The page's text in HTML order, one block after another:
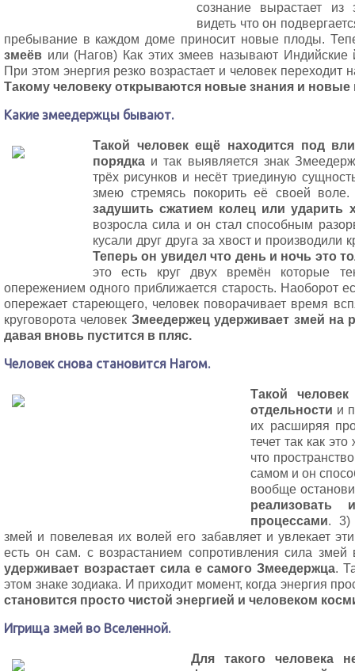
сознание вырастает из
видеть что он
пребывание в каждом доме приносит новые плоды.
змеёв или (Нагов) Как этих змеев называют
При этом энергия резко возрастает и человек
Такому человеку открываются новые знания и
Какие змеедержцы бывают.
Такой человек ещё находится под
порядка и так выявляется знак
трёх рисунков и несёт триединую
змею стремясь покорить её своей
задушить сжатием колец или ударить
возросла сила и он стал способным
кусали друг друга за хвост и производили
Теперь он увидел что день и ночь это
это есть круг двух времён которые
опережением одного приближается старость. Наоборот
опережает стареющего, человек поворачивает время
круговорота человек Змеедержец удерживает змей на
давая вновь пустится в пляс.
Человек снова становится Нагом.
Такой
отдельности и
их расширяя
течет так как
что
самом и он
вообще
реализовать
процессами. 3)
змей и повелевая их волей его забавляет и увлекает
есть он сам. с возрастанием сопротивления сила змей
удерживает возрастает сила е самого Змеедержца.
этом знаке зодиака. И приходит момент, когда энергия
становится просто чистой энергией и человеком
Игрища змей во Вселенной.
Для такого человека